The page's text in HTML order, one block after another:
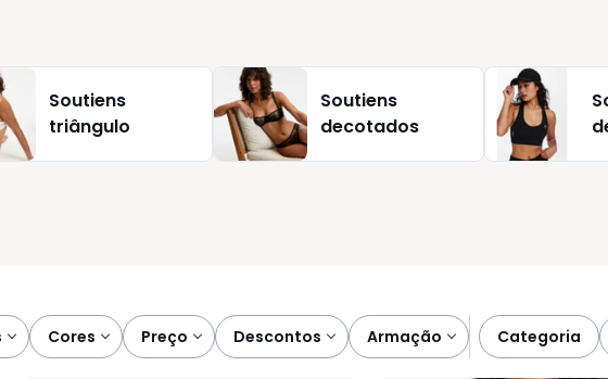
Soutiens
triângulo
Soutiens
decotados
cores preço descontos armação categoria